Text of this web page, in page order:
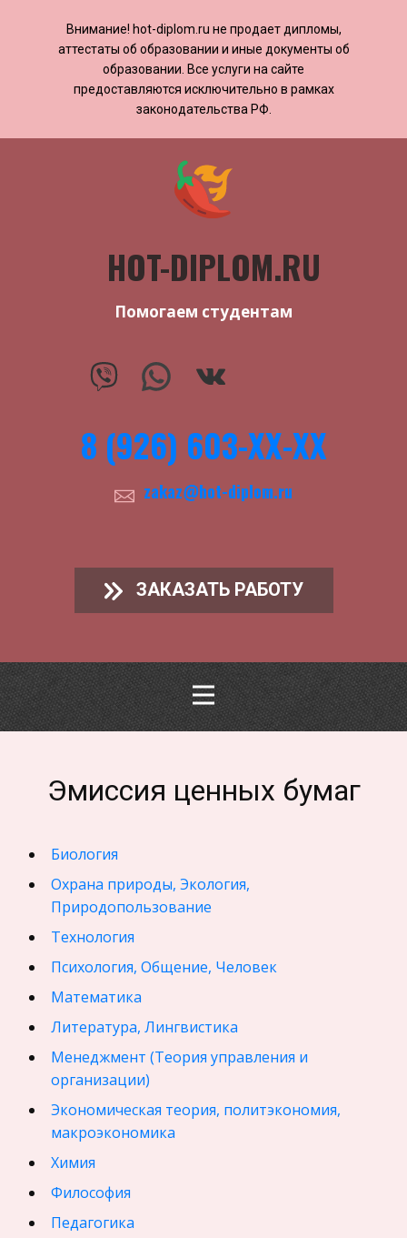
Внимание! ​​​​hot-diplom.ru не продает дипломы,
аттестаты об образовании и иные документы об
образовании. Все услуги на сайте
предоставляются исключительно в рамках
законодательства РФ.
HOT-DIPLOM.RU
Помогаем студентам
8 (926) 603-ХХ-ХХ
zakaz@hot-diplom.ru
ЗАКАЗАТЬ РАБОТУ
Эмиссия ценных бумаг
Биология
Охрана природы, Экология,
Природопользование
Технология
Психология, Общение, Человек
Математика
Литература, Лингвистика
Менеджмент (Теория управления и
организации)
Экономическая теория, политэкономия,
макроэкономика
Химия
Философия
Педагогика